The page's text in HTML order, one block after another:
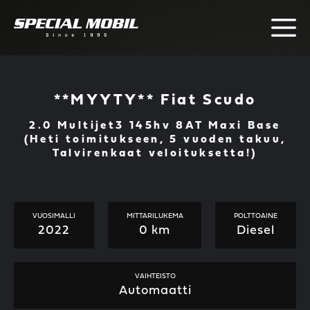
**MYYTY** Fiat Scudo
2.0 Multijet3 145hv 8AT Maxi Base
(Heti toimitukseen, 5 vuoden takuu,
Talvirenkaat veloituksetta!)
VUOSIMALLI
2022
MITTARILUKEMA
0 km
POLTTOAINE
Diesel
VAIHTEISTO
Automaatti